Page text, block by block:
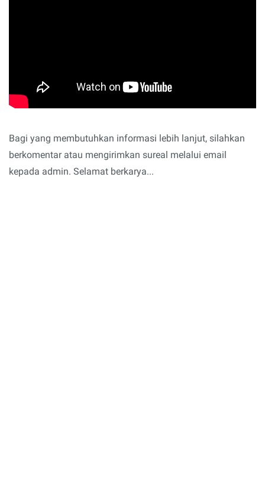
Bagi yang membutuhkan informasi lebih lanjut, silahkan
berkomentar atau mengirimkan sureal melalui email
kepada admin. Selamat berkarya...